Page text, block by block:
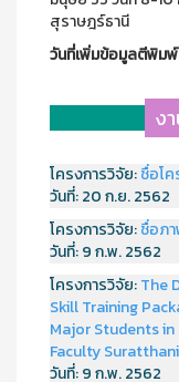
สุราษฎร์ธานี
วันที่เพิ่มข้อมูลตีพิม
ง
โครงการวิจัย:ชื่อโ
วันที่:20 ก.ย. 2562
โครงการวิจัย:ชื่อภ
วันที่:9 ก.พ. 2562
โครงการวิจัย:The
Skill Training
Major Students in
Faculty
วันที่:9 ก.พ. 2562